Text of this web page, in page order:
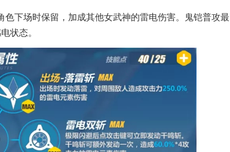
下场时保留，加成其他女武神的雷电伤害。鬼铠普攻最
状态。